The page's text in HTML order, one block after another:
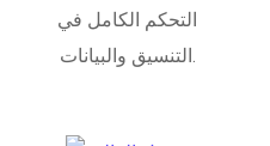
التحكم الكامل في
التنسيق والبيانات.